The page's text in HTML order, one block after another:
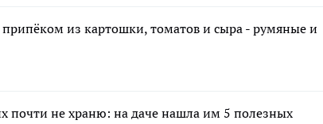
из картошки, томатов и сыра - румяные и
почти не храню: на даче нашла им 5 полезных